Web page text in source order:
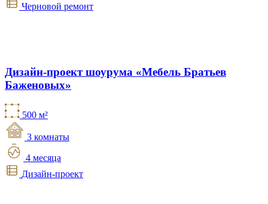
Черновой ремонт
Дизайн-проект шоурума «Мебель Братьев
Баженовых»
500 м²
3 комнаты
4 месяца
Дизайн-проект